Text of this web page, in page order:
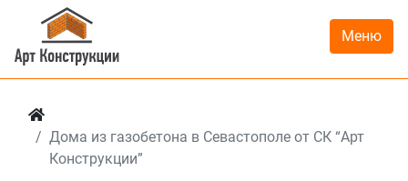
Меню
Дома из газобетона в Севастополе от СК “Арт
Конструкции”